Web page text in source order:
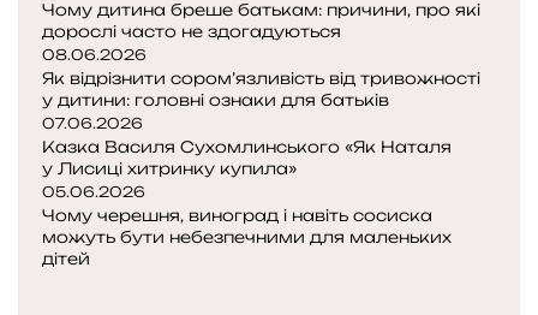
у
Л
и
с
и
ц
и
т
Чому дитина бреше батькам: причини, про які
дорослі часто не здогадуються
08.06.2026
Як відрізнити сором’язливість від тривожності
у дитини: головні ознаки для батьків
07.06.2026
Казка Василя Сухомлинського «Як Наталя
у Лисиці хитринку купила»
05.06.2026
Чому черешня, виноград і навіть сосиска
можуть бути небезпечними для маленьких
дітей